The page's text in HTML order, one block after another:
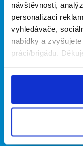
návštěvnosti,
personalizaci
vyhledávače,
nabídky a
práci/brigádu.
Brigádníci
Články
Hledané brigády
Kontakt
Upravit předvolby